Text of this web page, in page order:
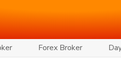
Forex Broker